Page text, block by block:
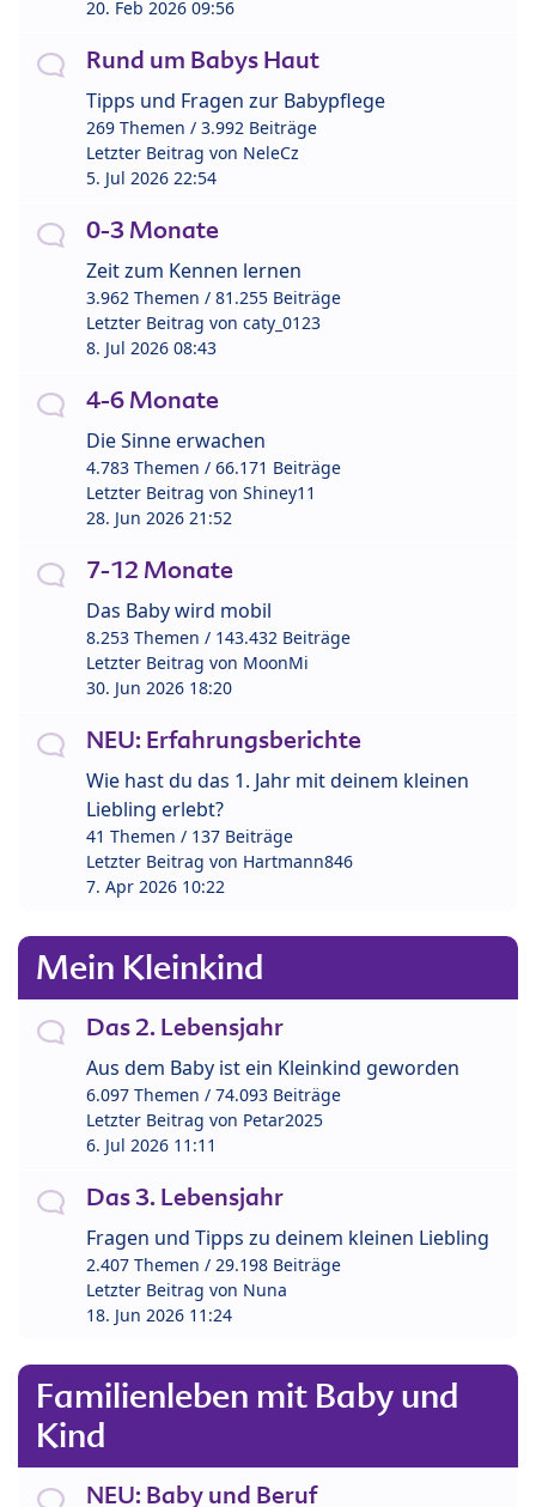
20. Feb 2026 09:56
Rund um Babys Haut
Tipps und Fragen zur Babypflege
269 Themen / 3.992 Beiträge
Letzter Beitrag von NeleCz
5. Jul 2026 22:54
0-3 Monate
Zeit zum Kennen lernen
3.962 Themen / 81.255 Beiträge
Letzter Beitrag von caty_0123
8. Jul 2026 08:43
4-6 Monate
Die Sinne erwachen
4.783 Themen / 66.171 Beiträge
Letzter Beitrag von Shiney11
28. Jun 2026 21:52
7-12 Monate
Das Baby wird mobil
8.253 Themen / 143.432 Beiträge
Letzter Beitrag von MoonMi
30. Jun 2026 18:20
NEU: Erfahrungsberichte
Wie hast du das 1. Jahr mit deinem kleinen
Liebling erlebt?
41 Themen / 137 Beiträge
Letzter Beitrag von Hartmann846
7. Apr 2026 10:22
Mein Kleinkind
Das 2. Lebensjahr
Aus dem Baby ist ein Kleinkind geworden
6.097 Themen / 74.093 Beiträge
Letzter Beitrag von Petar2025
6. Jul 2026 11:11
Das 3. Lebensjahr
Fragen und Tipps zu deinem kleinen Liebling
2.407 Themen / 29.198 Beiträge
Letzter Beitrag von Nuna
18. Jun 2026 11:24
Familienleben mit Baby und
Kind
NEU: Baby und Beruf